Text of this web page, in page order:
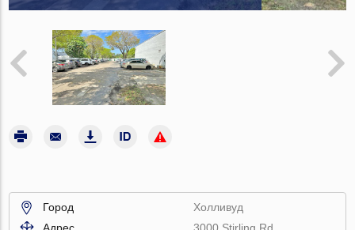
Город
Холливуд
Адрес
3000 Stirling Rd